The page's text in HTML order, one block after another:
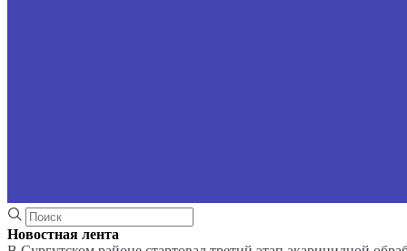
Новостная лента